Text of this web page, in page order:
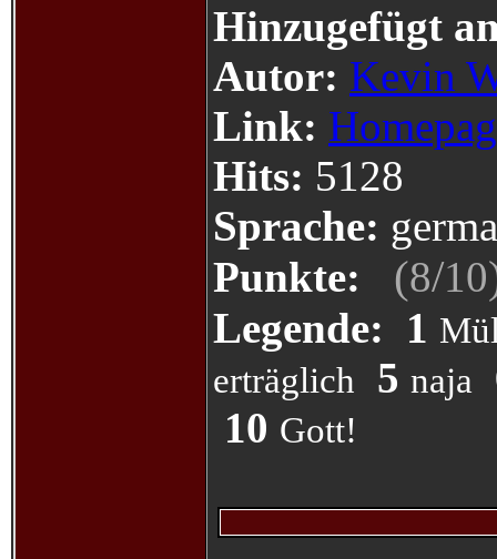
Hinzugefügt
Autor: Kevin
Link:
Hits: 5128
Sprache:
Punkte:
(8/10
Legende: 1
erträglich
5 naja
10 Gott!